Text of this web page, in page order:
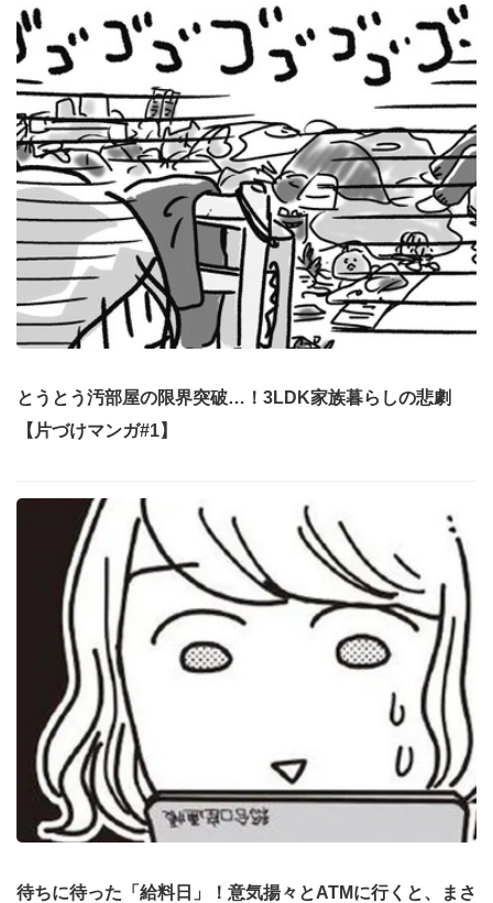
とうとう汚部屋の限界突破…！3LDK家族暮らしの悲劇
【片づけマンガ#1】
待ちに待った「給料日」！意気揚々とATMに行くと、まさ